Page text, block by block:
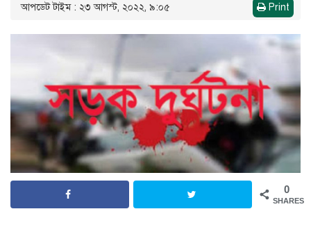
আপডেট টাইম : ২৩ আগস্ট, ২০২২, ৯:০৫ Print
0
SHARES